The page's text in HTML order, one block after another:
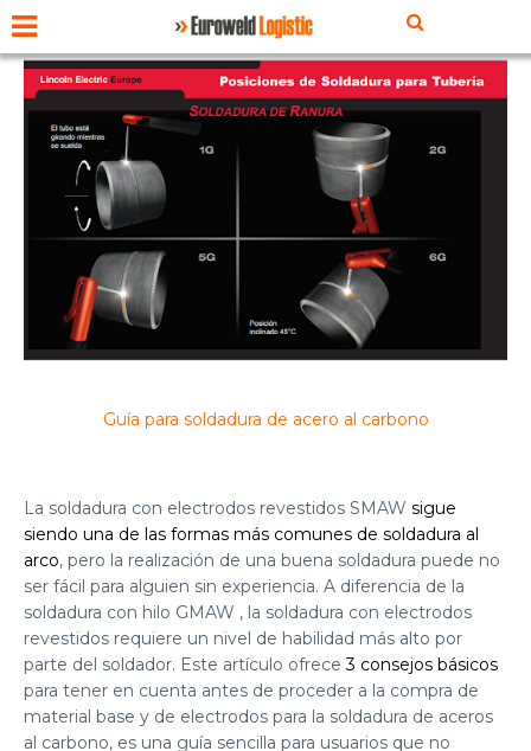
Guía para soldadura de acero al carbono
La soldadura con electrodos revestidos SMAW sigue
siendo una de las formas más comunes de soldadura al
arco, pero la realización de una buena soldadura puede no
ser fácil para alguien sin experiencia. A diferencia de la
soldadura con hilo GMAW , la soldadura con electrodos
revestidos requiere un nivel de habilidad más alto por
parte del soldador. Este artículo ofrece3 consejos básicos
para tener en cuenta antes de proceder a la compra de
material base y de electrodos para la soldadura de aceros
al carbono, es una guía sencilla para usuarios que no